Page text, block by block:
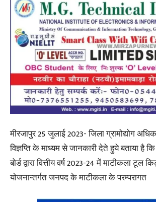
मीरजापुर 25 जुलाई 2023- जिला ग्रामोद्योग
विज्ञप्ति के माध्यम से जानकारी देते हुये बताया है
बोर्ड द्वारा वित्तीय वर्ष 2023-24 में माटीकला टूल
योजनान्तर्गत जनपद के माटीकला के परम्परागत